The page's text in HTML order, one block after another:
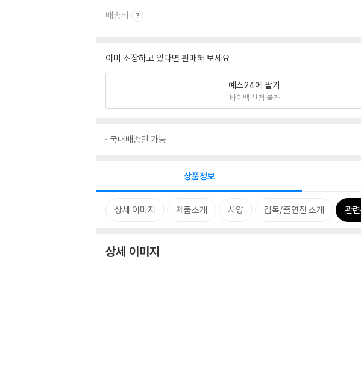
배송비
이미 소장하고 있다면 판매해 보세요.
예스24에 팔기
바이백 신청 불가
국내배송만 가능
상품정보
상세 이미지 제품소개 사양 감독/출연진 소개 관
상세 이미지